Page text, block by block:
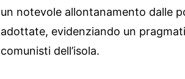
un notevole allontanamento dalle
adottate, evidenziando un
comunisti dell’isola.